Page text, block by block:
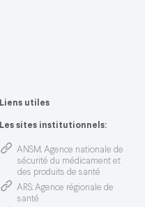
Liens utiles
Les sites institutionnels:
ANSM: Agence nationale de
sécurité du médicament et
des produits de santé
ARS: Agence régionale de
santé